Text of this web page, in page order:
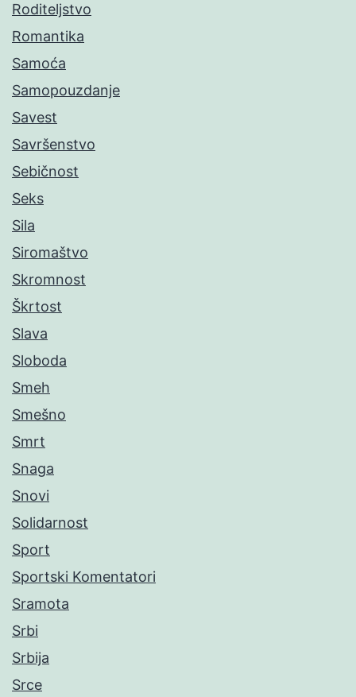
Roditeljstvo
Romantika
Samoća
Samopouzdanje
Savest
Savršenstvo
Sebičnost
Seks
Sila
Siromaštvo
Skromnost
Škrtost
Slava
Sloboda
Smeh
Smešno
Smrt
Snaga
Snovi
Solidarnost
Sport
Sportski Komentatori
Sramota
Srbi
Srbija
Srce